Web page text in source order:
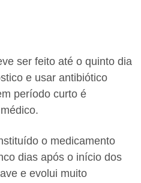
ser feito até o quinto dia
e usar antibiótico
período curto é
o medicamento
dias após o início dos
e evolui muito